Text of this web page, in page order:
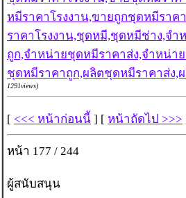
หมีราคาโรงงาน,ขายถูกชุดหมีรา
ราคาโรงงาน,ชุดหมี,ชุดหมีช่าง,จำ
ถูก,จำหน่ายชุดหมีราคาส่ง,จำหน่า
ชุดหมีราคาถูก,ผลิตชุดหมีราคาส่ง,
1291views)
[ <<< หน้าก่อนนี้ ] [ หน้าถัดไป >>>
หน้า 177 / 244
ผู้สนับสนุน